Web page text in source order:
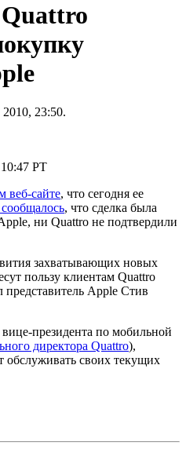
23:50.
PT
веб-сайте, что сегодня ее
, что сделка была
ни Quattro не подтвердили
захватывающих новых
пользу клиентам Quattro
Apple Стив
президента по мобильной
директора Quattro),
обслуживать своих текущих